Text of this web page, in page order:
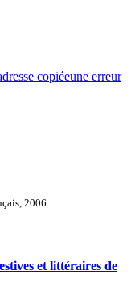
copiéeune erreur
2006
et littéraires de